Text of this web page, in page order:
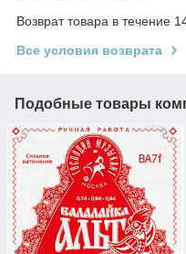
Возврат товара в течение
Все условия возврата
Подобные товары